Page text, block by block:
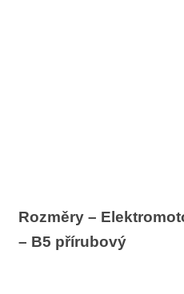
Rozměry –
– B5 přírubový